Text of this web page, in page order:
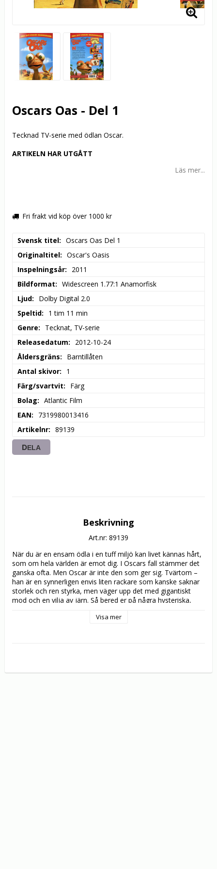
Oscars Oas - Del 1
Tecknad TV-serie med ödlan Oscar.
ARTIKELN HAR UTGÅTT
Läs mer...
Fri frakt vid köp över 1000 kr
Svensk titel
Oscars Oas Del 1
Originaltitel
Oscar's Oasis
Inspelningsår
2011
Bildformat
Widescreen 1.77:1 Anamorfisk
Ljud
Dolby Digital 2.0
Speltid
1 tim 11 min
Genre
Tecknat, TV-serie
Releasedatum
2012-10-24
Åldersgräns
Barntillåten
Antal skivor
1
Färg/svartvit
Färg
Bolag
Atlantic Film
EAN
7319980013416
Artikelnr
89139
DELA
Beskrivning
Art.nr: 89139
När du är en ensam ödla i en tuff miljö kan livet kännas hårt,
som om hela världen är emot dig. I Oscars fall stämmer det
ganska ofta. Men Oscar är inte den som ger sig. Tvärtom –
han är en synnerligen envis liten rackare som kanske saknar
storlek och ren styrka, men väger upp det med gigantiskt
mod och en vilja av järn. Så bered er på några hysteriska,
och ogästvänliga klippor, fyllda av sköna figurer.
Visa mer